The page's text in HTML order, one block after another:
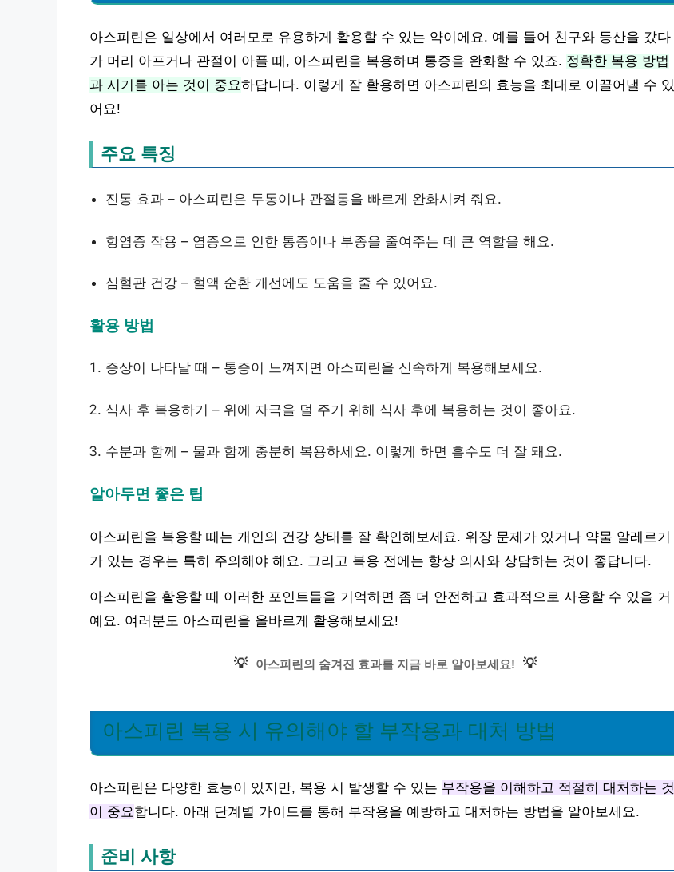
아스피린은 일상에서 여러모로 유용하게 활용할 수 있는 약이에요. 예를 들어 친구와 등산을 갔다
가 머리 아프거나 관절이 아플 때, 아스피린을 복용하며 통증을 완화할 수 있죠. 정확한 복용 방법
과 시기를 아는 것이 중요하답니다. 이렇게 잘 활용하면 아스피린의 효능을 최대로 이끌어낼 수 있
어요!
주요 특징
진통 효과 – 아스피린은 두통이나 관절통을 빠르게 완화시켜 줘요.
항염증 작용 – 염증으로 인한 통증이나 부종을 줄여주는 데 큰 역할을 해요.
심혈관 건강 – 혈액 순환 개선에도 도움을 줄 수 있어요.
활용 방법
증상이 나타날 때 – 통증이 느껴지면 아스피린을 신속하게 복용해보세요.
식사 후 복용하기 – 위에 자극을 덜 주기 위해 식사 후에 복용하는 것이 좋아요.
수분과 함께 – 물과 함께 충분히 복용하세요. 이렇게 하면 흡수도 더 잘 돼요.
알아두면 좋은 팁
아스피린을 복용할 때는 개인의 건강 상태를 잘 확인해보세요. 위장 문제가 있거나 약물 알레르기
가 있는 경우는 특히 주의해야 해요. 그리고 복용 전에는 항상 의사와 상담하는 것이 좋답니다.
아스피린을 활용할 때 이러한 포인트들을 기억하면 좀 더 안전하고 효과적으로 사용할 수 있을 거
예요. 여러분도 아스피린을 올바르게 활용해보세요!
💡 아스피린의 숨겨진 효과를 지금 바로 알아보세요! 💡
아스피린 복용 시 유의해야 할 부작용과 대처 방법
아스피린은 다양한 효능이 있지만, 복용 시 발생할 수 있는 부작용을 이해하고 적절히 대처하는 것
이 중요합니다. 아래 단계별 가이드를 통해 부작용을 예방하고 대처하는 방법을 알아보세요.
준비 사항